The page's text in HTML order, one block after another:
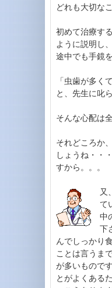
どれも大切な
初めて治療す
ように説明し
途中でも手鏡
「虫歯が多
と、先生に叱
そんな心配は
それどころか
しょうね・・
すから。。。
又
て
中
下
んでしっかり
ことは言うま
が多いもので
とがよくある